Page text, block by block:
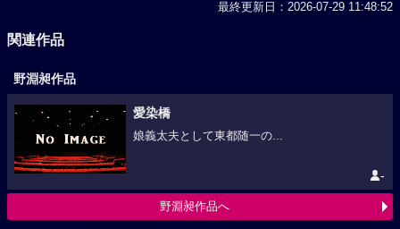
最終更新日：2026-07-29 11:48:52
関連作品
野淵昶作品
愛染橋
娘義太夫として東都随一の...
-
野淵昶作品へ